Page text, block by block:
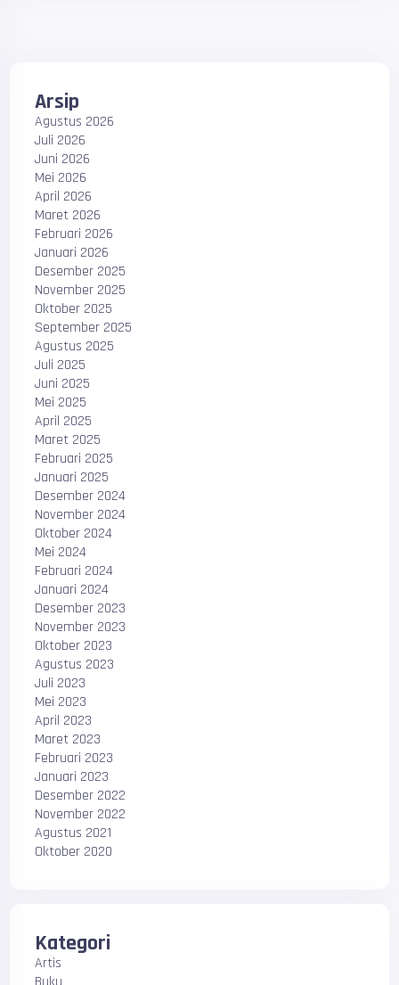
Arsip
Agustus 2026
Juli 2026
Juni 2026
Mei 2026
April 2026
Maret 2026
Februari 2026
Januari 2026
Desember 2025
November 2025
Oktober 2025
September 2025
Agustus 2025
Juli 2025
Juni 2025
Mei 2025
April 2025
Maret 2025
Februari 2025
Januari 2025
Desember 2024
November 2024
Oktober 2024
Mei 2024
Februari 2024
Januari 2024
Desember 2023
November 2023
Oktober 2023
Agustus 2023
Juli 2023
Mei 2023
April 2023
Maret 2023
Februari 2023
Januari 2023
Desember 2022
November 2022
Agustus 2021
Oktober 2020
Kategori
Artis